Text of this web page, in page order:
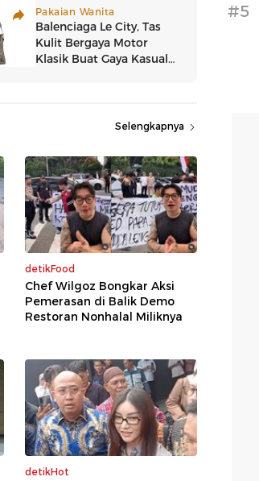
Selengkapnya
detikFood
Chef Wilgoz Bongkar Aksi
Pemerasan di Balik Demo
Restoran Nonhalal Miliknya
detikHot
#5